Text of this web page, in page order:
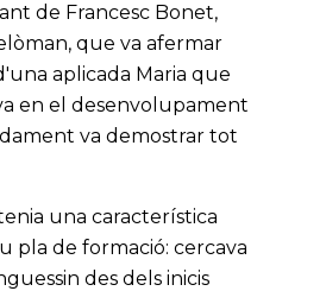
de Francesc Bonet,
que va afermar
aplicada Maria que
en el desenvolupament
va demostrar tot
una característica
pla de formació: cercava
des dels inicis